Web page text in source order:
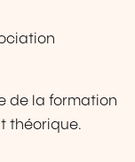
de la formation
théorique.